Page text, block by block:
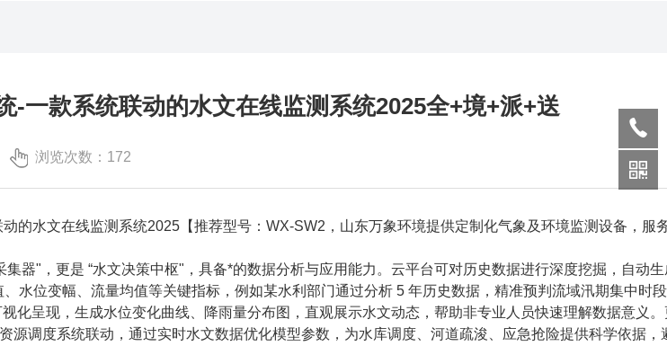
-一款系统联动的水文在线监测系统2025全+境+派+送
浏览次数：172
的水文在线监测系统2025【推荐型号：WX-SW2，山东万象环境提供定制化气象及环境监测设备，服
集器"，更是 “水文决策中枢"，具备*的数据分析与应用能力。云平台可对历史数据进行深度挖掘，自动生
水位变幅、流量均值等关键指标，例如某水利部门通过分析 5 年历史数据，精准预判流域汛期集中时
化呈现，生成水位变化曲线、降雨量分布图，直观展示水文动态，帮助非专业人员快速理解数据意义
源调度系统联动，通过实时水文数据优化模型参数，为水库调度、河道疏浚、应急抢险提供科学依据，